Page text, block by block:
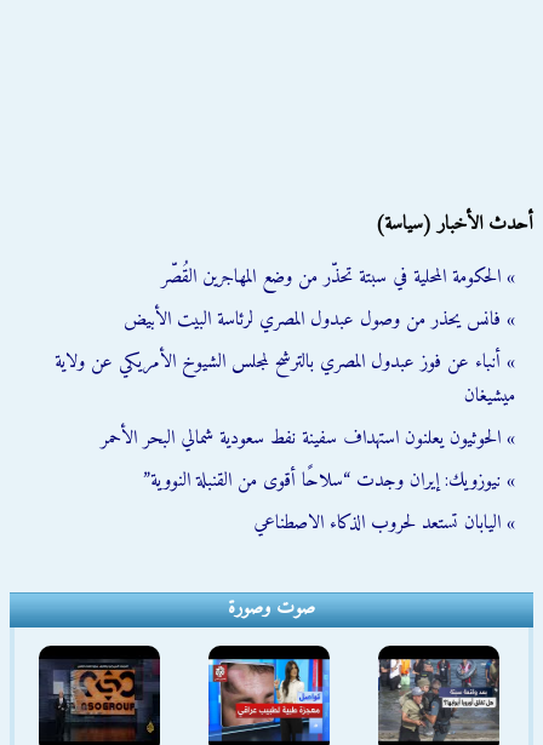
أحدث الأخبار (سياسة)
» الحكومة المحلية في سبتة تحذّر من وضع المهاجرين القُصّر
» فانس يحذر من وصول عبدول المصري لرئاسة البيت الأبيض
» أنباء عن فوز عبدول المصري بالترشح لمجلس الشيوخ الأمريكي عن ولاية
ميشيغان
» الحوثيون يعلنون استهداف سفينة نفط سعودية شمالي البحر الأحمر
» نيوزويك: إيران وجدت “سلاحًا أقوى من القنبلة النووية”
» اليابان تستعد لحروب الذكاء الاصطناعي
صوت وصورة